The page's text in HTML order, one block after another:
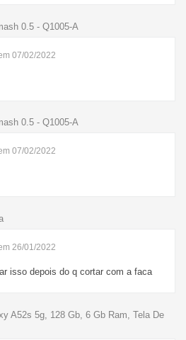
0.5 - Q1005-A
07/02/2022
0.5 - Q1005-A
07/02/2022
26/01/2022
isso depois do q cortar com a faca
A52s 5g, 128 Gb, 6 Gb Ram, Tela De